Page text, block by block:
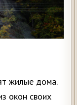
жилые дома.
окон своих